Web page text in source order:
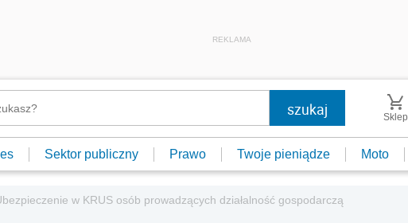
REKLAMA
Sklep
Sektor publiczny Prawo Twoje pieniądze Moto
w KRUS osób prowadzących działalność gospodarczą